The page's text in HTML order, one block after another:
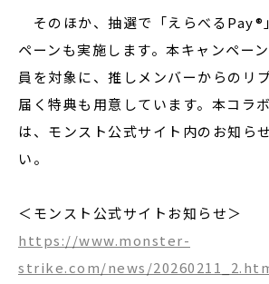
そのほか、抽選で「えらべるPay®
ペーンも実施します。本キャンペー
員を対象に、推しメンバーからのリ
届く特典も用意しています。本コラ
は、モンスト公式サイト内のお知ら
い。
＜モンスト公式サイトお知らせ＞
https://www.monster-
strike.com/news/